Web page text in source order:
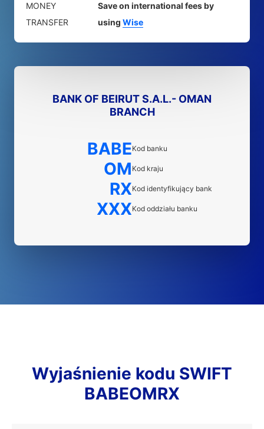
MONEY
TRANSFER
Save on international fees by
using Wise
BANK OF BEIRUT S.A.L.- OMAN
BRANCH
BABEKod banku
OM Kod kraju
RXKod identyfikujący bank
XXXKod oddziału banku
Wyjaśnienie kodu SWIFT
BABEOMRX